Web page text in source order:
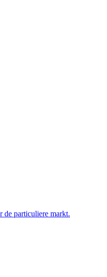
de particuliere markt.